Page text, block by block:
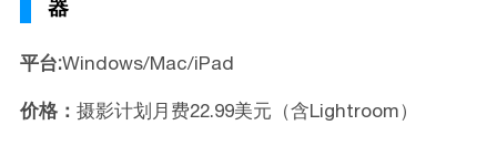
器
平台:Windows/Mac/iPad
价格： 摄影计划月费22.99美元（含Lightroom）